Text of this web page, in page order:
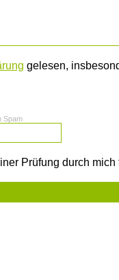
gelesen,
Spam
Prüfung durch